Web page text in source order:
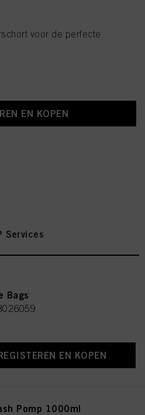
voor de perfecte
EN KOPEN
Services
Bags
EN KOPEN
Pomp 1000ml